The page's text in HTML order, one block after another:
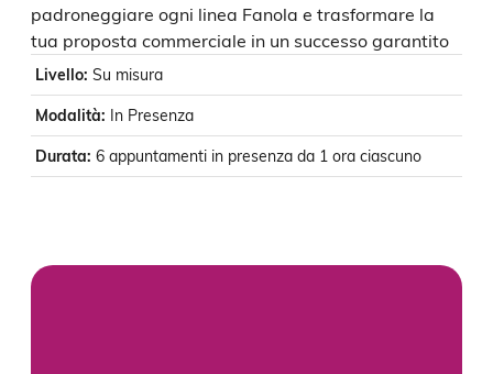
padroneggiare ogni linea Fanola e trasformare la
tua proposta commerciale in un successo garantito
Livello: Su misura
Modalità: In Presenza
Durata: 6 appuntamenti in presenza da 1 ora ciascuno